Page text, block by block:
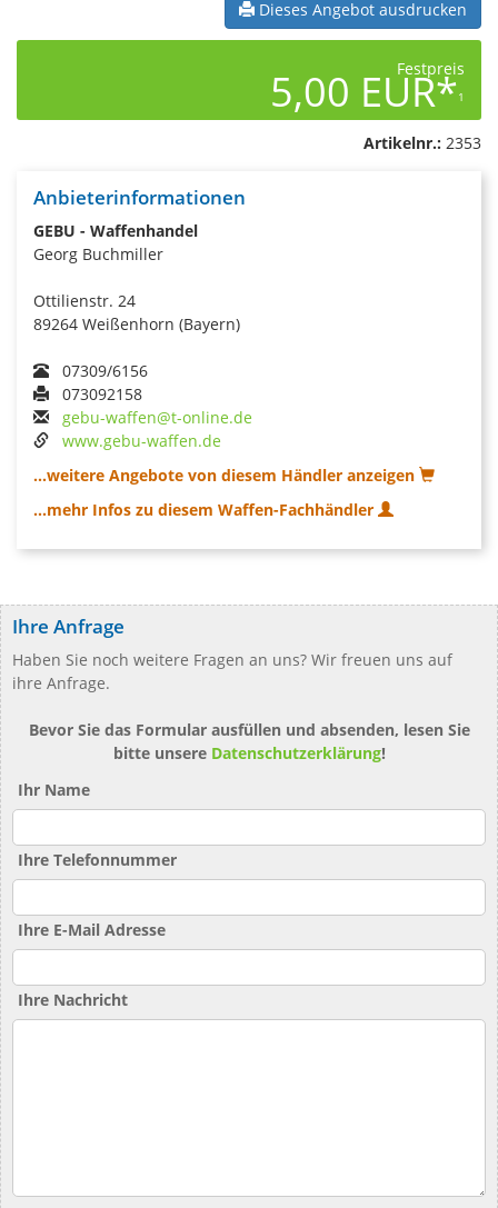
Dieses Angebot ausdrucken
Festpreis
5,00 EUR*1
Artikelnr.: 2353
Anbieterinformationen
GEBU - Waffenhandel
Georg Buchmiller
Ottilienstr. 24
89264 Weißenhorn (Bayern)
07309/6156
073092158
gebu-waffen@t-online.de
www.gebu-waffen.de
...weitere Angebote von diesem Händler anzeigen
...mehr Infos zu diesem Waffen-Fachhändler
Ihre Anfrage
Haben Sie noch weitere Fragen an uns? Wir freuen uns auf
ihre Anfrage.
Bevor Sie das Formular ausfüllen und absenden, lesen Sie
bitte unsere Datenschutzerklärung!
Ihr Name
Ihre Telefonnummer
Ihre E-Mail Adresse
Ihre Nachricht